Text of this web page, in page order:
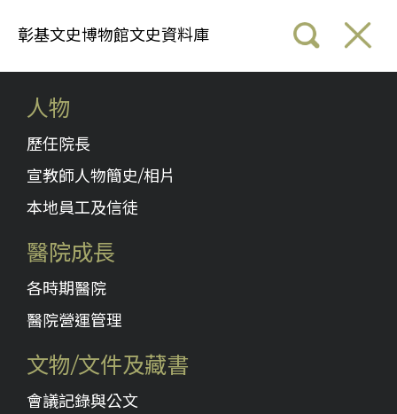
彰基文史博物館文史資料庫
人物
歷任院長
宣教師人物簡史/相片
本地員工及信徒
醫院成長
各時期醫院
醫院營運管理
文物/文件及藏書
會議記錄與公文